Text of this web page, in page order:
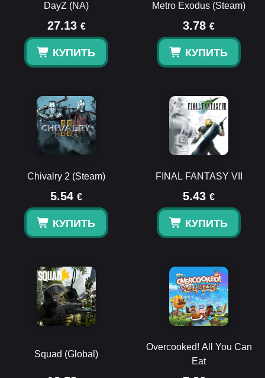
DayZ (NA)
27.13 €
КУПИТЬ
Metro Exodus (Steam)
3.78 €
КУПИТЬ
Chivalry 2 (Steam)
5.54 €
КУПИТЬ
FINAL FANTASY VII
5.43 €
КУПИТЬ
Squad (Global)
Overcooked! All You Can
Eat